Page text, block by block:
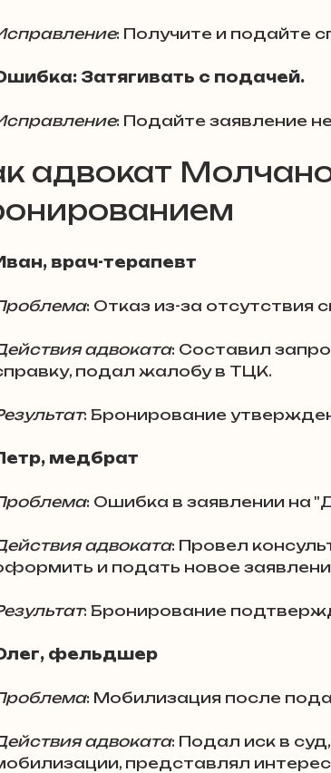
: Получите и подайте
Затягивать с подачей.
: Подайте заявление
адвокат
врач-терапевт
: Отказ из-за отсутствия
адвоката: Составил
подал жалобу в ТЦК.
: Бронирование
медбрат
: Ошибка в заявлении на
адвоката: Провел
и подать новое
: Бронирование
фельдшер
: Мобилизация после
адвоката: Подал иск в
представлял